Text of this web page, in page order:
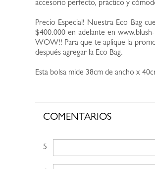
accesorio perfecto, práctico y
Precio Especial! Nuestra Eco Bag
$400.000 en adelante en
WOW!! Para que te aplique la
después agregar la Eco Bag.
Esta bolsa mide 38cm de ancho x
COMENTARIOS
5 estrellas